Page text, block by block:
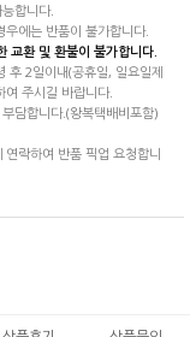
합니다.
에는 반품이 불가합니다.
교환 및 환불이 불가합니다.
후 2일이내(공휴일, 일요일제
여 주시길 바랍니다.
담합니다.(왕복택배비포함)
락하여 반품 픽업 요청합니